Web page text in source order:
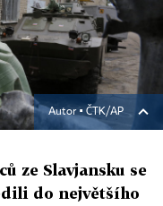
Autor ▪ ČTK/AP
ze Slavjansku se
do největšího